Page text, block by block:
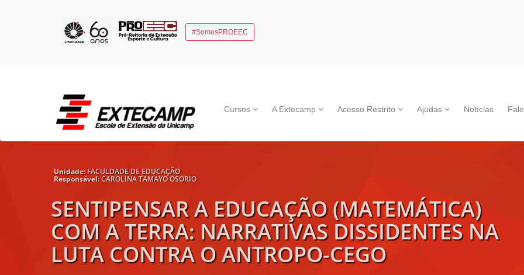
#SomosPROEEC
Cursos A Extecamp Acesso Restrito Ajudas Notícias
Unidade:FACULDADE DE EDUCAÇÃO
Responsável:CAROLINA TAMAYO OSORIO
SENTIPENSAR A EDUCAÇÃO (MATEMÁTICA)
COM A TERRA: NARRATIVAS DISSIDENTES NA
LUTA CONTRA O ANTROPO-CEGO